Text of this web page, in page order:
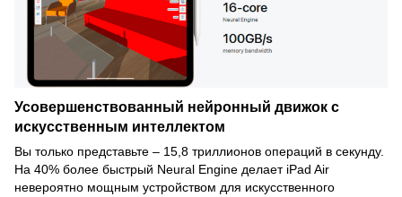
Усовершенствованный нейронный движок с
искусственным интеллектом
Вы только представьте – 15,8 триллионов операций в секунду.
На 40% более быстрый Neural Engine делает iPad Air
невероятно мощным устройством для искусственного